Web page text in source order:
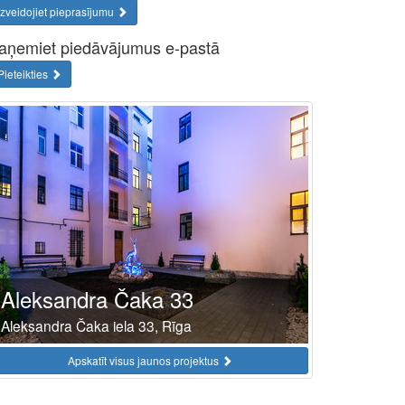
pieprasījumu
piedāvājumus e-pastā
Aleksandra Čaka 33
Aleksandra Čaka iela 33, Rīga
Apskatīt visus jaunos projektus